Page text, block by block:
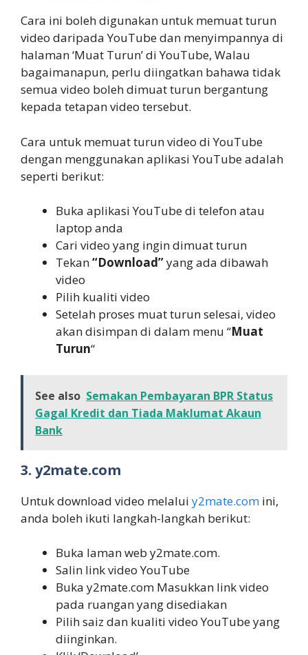
Cara ini boleh digunakan untuk memuat turun
video daripada YouTube dan menyimpannya di
halaman ‘Muat Turun’ di YouTube, Walau
bagaimanapun, perlu diingatkan bahawa tidak
semua video boleh dimuat turun bergantung
kepada tetapan video tersebut.
Cara untuk memuat turun video di YouTube
dengan menggunakan aplikasi YouTube adalah
seperti berikut:
Buka aplikasi YouTube di telefon atau
laptop anda
Cari video yang ingin dimuat turun
Tekan“Download”yang ada dibawah
video
Pilih kualiti video
Setelah proses muat turun selesai, video
akan disimpan di dalam menu “Muat
Turun“
See also Semakan Pembayaran BPR Status
Gagal Kredit dan Tiada Maklumat Akaun
Bank
3. y2mate.com
Untuk download video melalui y2mate.com ini,
anda boleh ikuti langkah-langkah berikut:
Buka laman web y2mate.com.
Salin link video YouTube
Buka y2mate.com Masukkan link video
pada ruangan yang disediakan
Pilih saiz dan kualiti video YouTube yang
diinginkan.